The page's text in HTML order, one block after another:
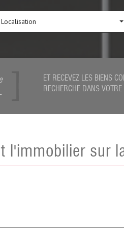
Localisation
ET RECEVEZ LES BIENS
RECHERCHE DANS
l'immobilier sur